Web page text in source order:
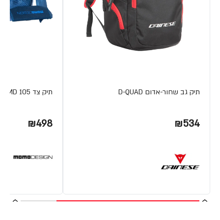
תיק גב שחור-אדום D-QUAD
₪534
תיק צד MD 105 גימור קרבון כחול-כחול
₪498